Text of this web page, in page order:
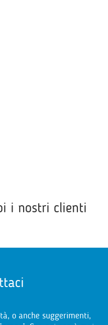
i nostri clienti
o anche suggerimenti,